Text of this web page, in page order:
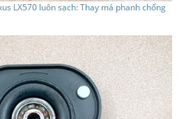
LX570 luôn sạch: Thay má phanh chống